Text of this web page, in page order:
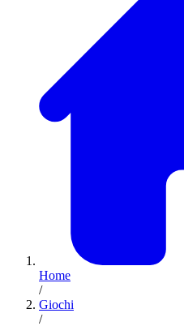
Home
/
Giochi
/